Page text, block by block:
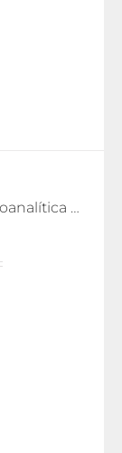
El odio y la clínica psicoanalítica actual